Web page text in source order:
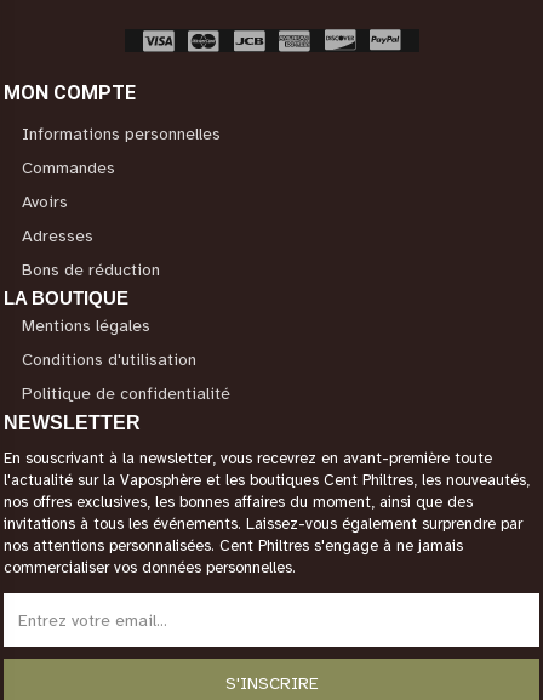
MON COMPTE
Informations personnelles
Commandes
Avoirs
Adresses
Bons de réduction
LA BOUTIQUE
Mentions légales
Conditions d'utilisation
Politique de confidentialité
NEWSLETTER
En souscrivant à la newsletter, vous recevrez en avant-première toute
l'actualité sur la Vaposphère et les boutiques Cent Philtres, les nouveautés,
nos offres exclusives, les bonnes affaires du moment, ainsi que des
invitations à tous les événements. Laissez-vous également surprendre par
nos attentions personnalisées. Cent Philtres s'engage à ne jamais
commercialiser vos données personnelles.